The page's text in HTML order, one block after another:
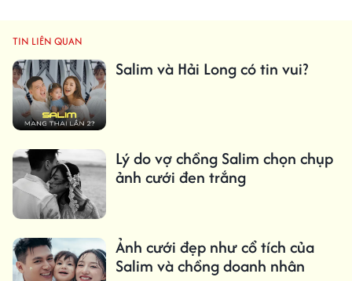
TIN LIÊN QUAN
Salim và Hải Long có tin vui?
Lý do vợ chồng Salim chọn chụp
ảnh cưới đen trắng
Ảnh cưới đẹp như cổ tích của
Salim và chồng doanh nhân